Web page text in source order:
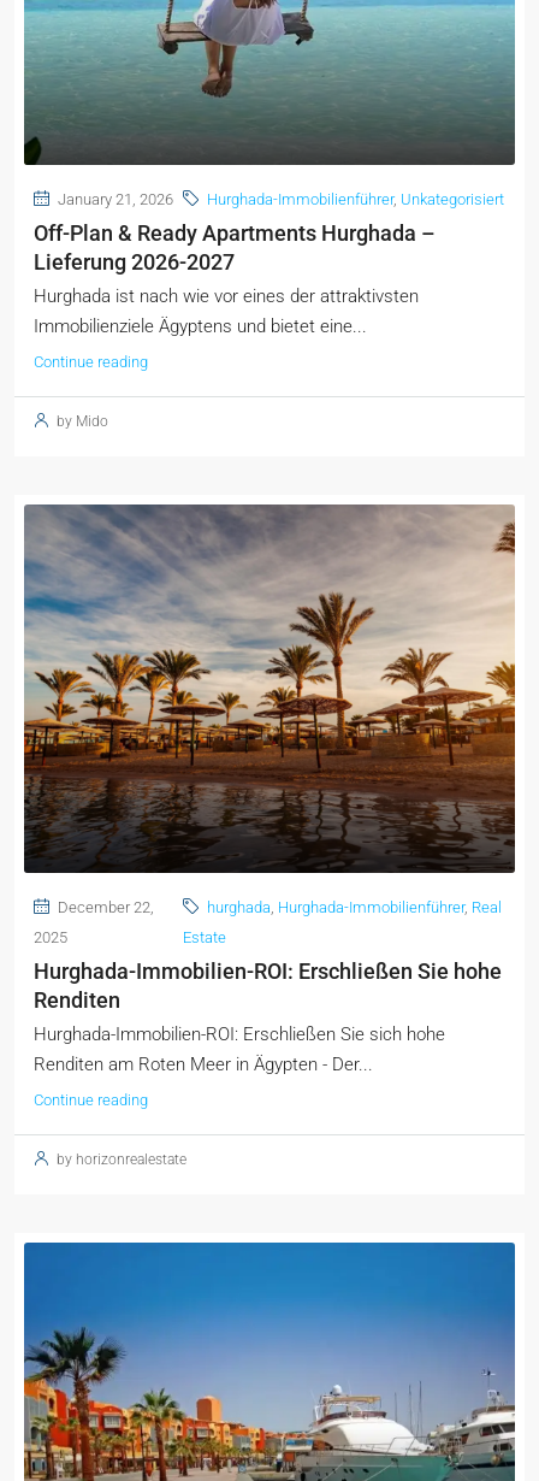
January 21, 2026 Hurghada-Immobilienführer, Unkategorisiert
Off-Plan & Ready Apartments Hurghada –
Lieferung 2026-2027
Hurghada ist nach wie vor eines der attraktivsten
Immobilienziele Ägyptens und bietet eine...
Continue reading
by Mido
December 22,
2025
hurghada, Hurghada-Immobilienführer, Real
Estate
Hurghada-Immobilien-ROI: Erschließen Sie hohe
Renditen
Hurghada-Immobilien-ROI: Erschließen Sie sich hohe
Renditen am Roten Meer in Ägypten - Der...
Continue reading
by horizonrealestate